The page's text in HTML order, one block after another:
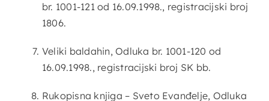
br. 1001-121 od 16.09.1998., registracijski broj
1806.
Veliki baldahin, Odluka br. 1001-120 od
16.09.1998., registracijski broj SK bb.
Rukopisna knjiga – Sveto Evanđelje, Odluka